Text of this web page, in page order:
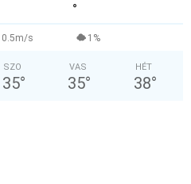
°
0.5m/s 1%
SZO
35°
VAS
35°
HÉT
38°